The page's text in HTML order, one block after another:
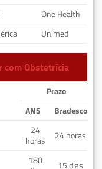
One Health
Unimed
com Obstetrícia
Prazo
ANS
Bradesco
24
horas
24 horas
180
15 dias